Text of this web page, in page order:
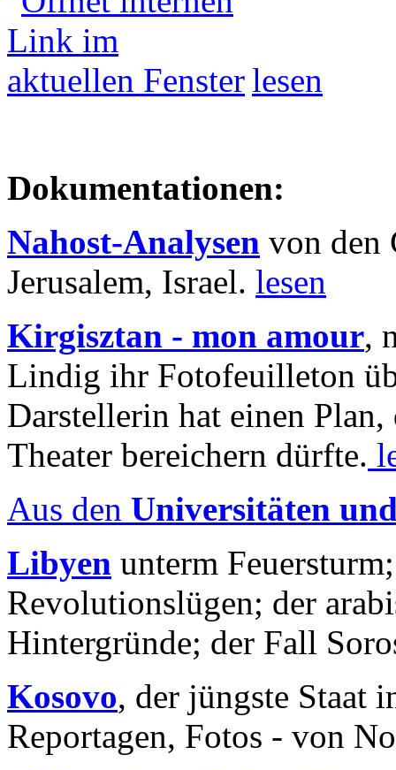
lesen
Dokumentationen:
Nahost-Analysen von den
Jerusalem, Israel. lesen
Kirgisztan - mon amour,
Lindig ihr Fotofeuilleton
Darstellerin hat einen Plan,
Theater bereichern dürfte.
Aus den Universitäten
Libyen unterm
Revolutionslügen; der
Hintergründe; der Fall
Kosovo, der jüngste Staat
Reportagen, Fotos - von